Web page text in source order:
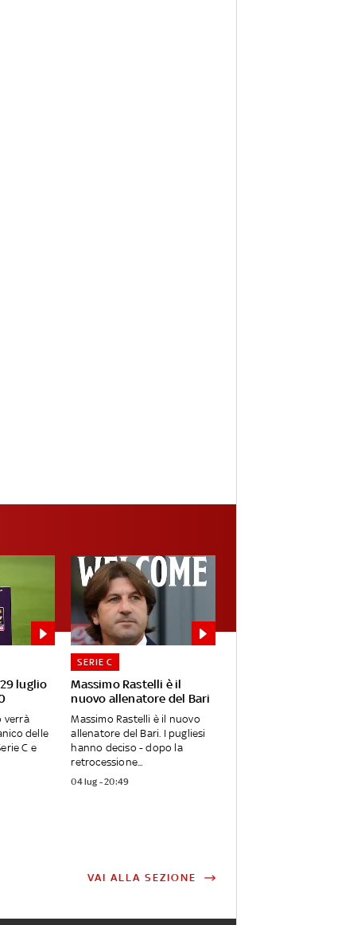
luglio
verrà
delle
C e
Massimo Rastelli è il
nuovo allenatore del Bari
SERIE C
Massimo Rastelli è il nuovo
allenatore del Bari. I pugliesi
hanno deciso - dopo la
retrocessione...
04 lug - 20:49
VAI ALLA SEZIONE